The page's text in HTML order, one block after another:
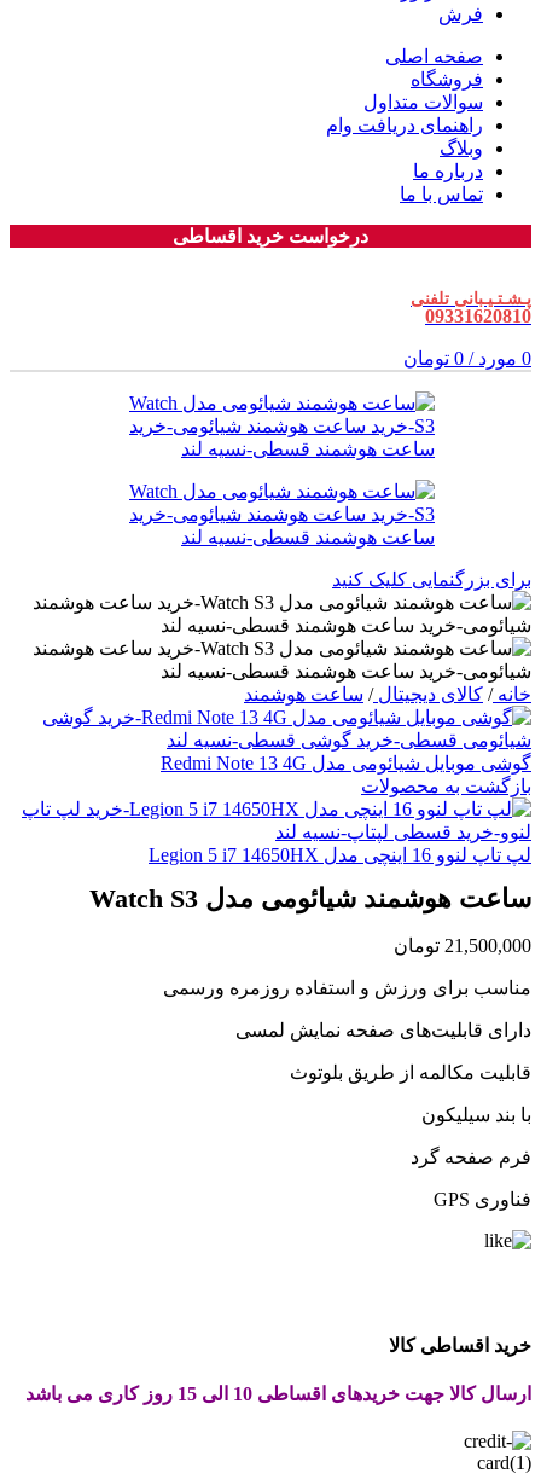
فرش
صفحه اصلی
فروشگاه
سوالات متداول
راهنمای دریافت وام
وبلاگ
درباره ما
تماس با ما
درخواست خرید اقساطی
پـشـتـیـبانی تلفنی
09331620810
0 مورد /
0 تومان
برای بزرگنمایی کلیک کنید
خانه/ کالای دیجیتال/ ساعت هوشمند
گوشی موبایل شیائومی مدل Redmi Note 13 4G
بازگشت به محصولات
لپ تاپ لنوو 16 اینچی مدل Legion 5 i7 14650HX
ساعت هوشمند شیائومی مدل Watch S3
21,500,000 تومان
مناسب برای ورزش و استفاده روزمره ورسمی
دارای قابلیت‌های صفحه نمایش لمسی
قابلیت مکالمه از طریق بلوتوث
با بند سیلیکون
فرم صفحه گرد
فناوری GPS
خرید اقساطی کالا
ارسال کالا جهت خریدهای اقساطی 10 الی 15 روز کاری می باشد